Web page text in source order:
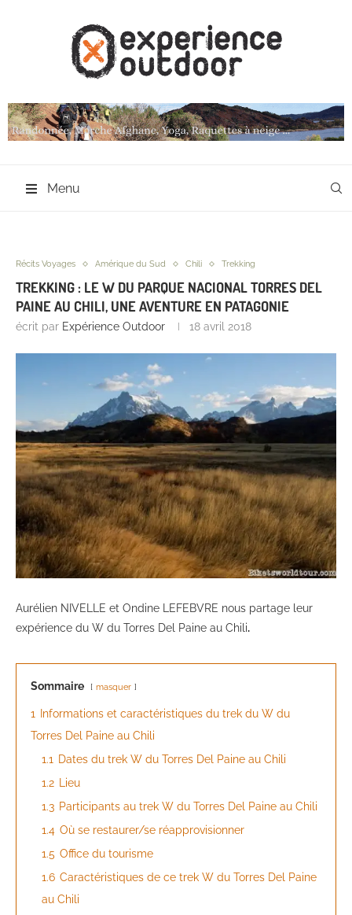
Menu
Récits Voyages Amérique du Sud Chili Trekking
TREKKING : LE W DU PARQUE NACIONAL TORRES DEL
PAINE AU CHILI, UNE AVENTURE EN PATAGONIE
écrit par Expérience Outdoor 18 avril 2018
Aurélien NIVELLE et Ondine LEFEBVRE nous partage leur
expérience du W du Torres Del Paine au Chili.
Sommaire masquer
1 Informations et caractéristiques du trek du W du
Torres Del Paine au Chili
1.1 Dates du trek W du Torres Del Paine au Chili
1.2 Lieu
1.3 Participants au trek W du Torres Del Paine au Chili
1.4 Où se restaurer/se réapprovisionner
1.5 Office du tourisme
1.6 Caractéristiques de ce trek W du Torres Del Paine
au Chili